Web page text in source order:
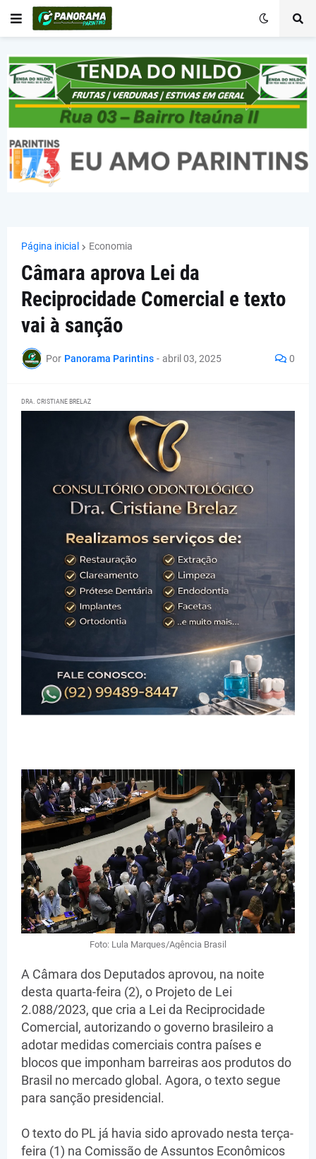
Página inicial Economia
Câmara aprova Lei da
Reciprocidade Comercial e texto
vai à sanção
Por Panorama Parintins - abril 03, 2025 0
DRA. CRISTIANE BRELAZ
Foto: Lula Marques/Agência Brasil
A Câmara dos Deputados aprovou, na noite
desta quarta-feira (2), o Projeto de Lei
2.088/2023, que cria a Lei da Reciprocidade
Comercial, autorizando o governo brasileiro a
adotar medidas comerciais contra países e
blocos que imponham barreiras aos produtos do
Brasil no mercado global. Agora, o texto segue
para sanção presidencial.
O texto do PL já havia sido aprovado nesta terça-
feira (1) na Comissão de Assuntos Econômicos